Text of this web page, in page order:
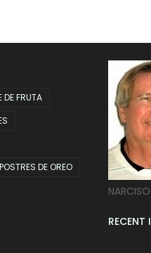
DE FRUTA
POSTRES DE OREO
RECENT